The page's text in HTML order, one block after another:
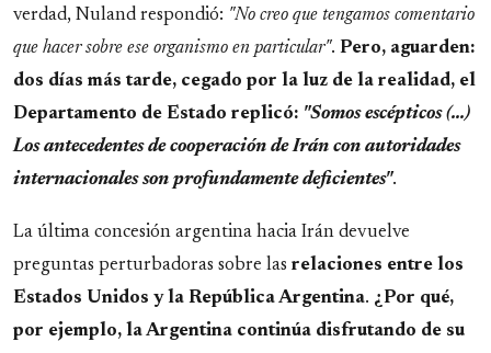
verdad, Nuland respondió: "No creo que tengamos comentario
que hacer sobre ese organismo en particular". Pero, aguarden:
dos días más tarde, cegado por la luz de la realidad, el
Departamento de Estado replicó: "Somos escépticos (...)
Los antecedentes de cooperación de Irán con autoridades
internacionales son profundamente deficientes".
La última concesión argentina hacia Irán devuelve
preguntas perturbadoras sobre las relaciones entre los
Estados Unidos y la República Argentina. ¿Por qué,
por ejemplo, la Argentina continúa disfrutando de su